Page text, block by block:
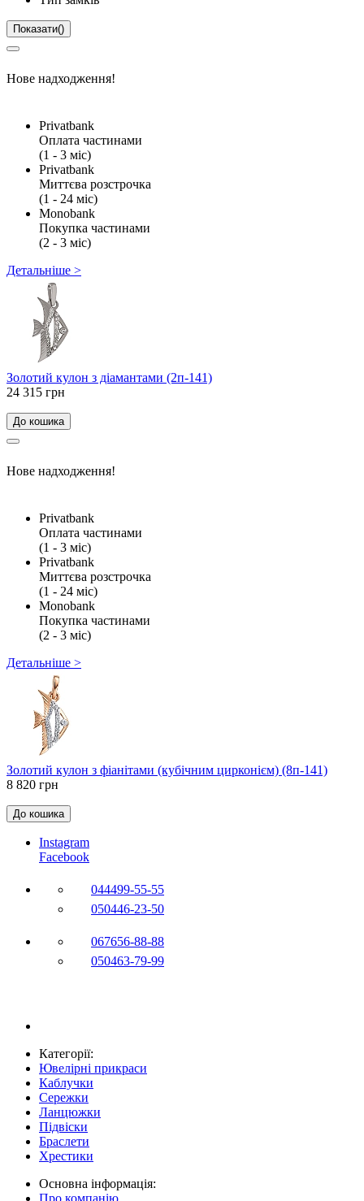
Показати()
Нове надходження!
Privatbank
Оплата частинами
(1 - 3 міс)
Privatbank
Миттєва розстрочка
(1 - 24 міс)
Monobank
Покупка частинами
(2 - 3 міс)
Детальніше >
Золотий кулон з діамантами (2п-141)
24 315 грн
До кошика
Нове надходження!
Privatbank
Оплата частинами
(1 - 3 міс)
Privatbank
Миттєва розстрочка
(1 - 24 міс)
Monobank
Покупка частинами
(2 - 3 міс)
Детальніше >
Золотий кулон з фіанітами (кубічним цирконієм) (8п-141)
8 820 грн
До кошика
Instagram
Facebook
044499-55-55
050446-23-50
067656-88-88
050463-79-99
Категорії:
Ювелірні прикраси
Каблучки
Сережки
Ланцюжки
Підвіски
Браслети
Хрестики
Основна інформація:
Про компанію